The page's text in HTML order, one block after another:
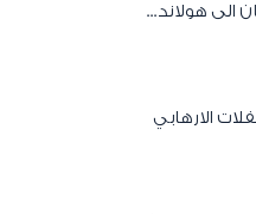
الى هولاند...
الارهابي